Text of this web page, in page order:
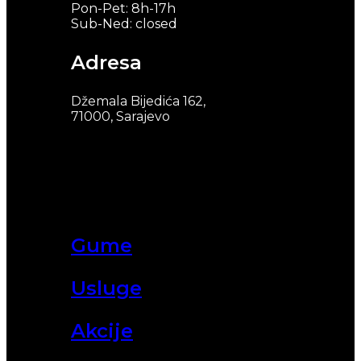
Gume
Usluge
Akcije
Pon-Pet: 8h-17h
Sub-Ned: closed
Adresa
Džemala Bijedića 162,
71000, Sarajevo